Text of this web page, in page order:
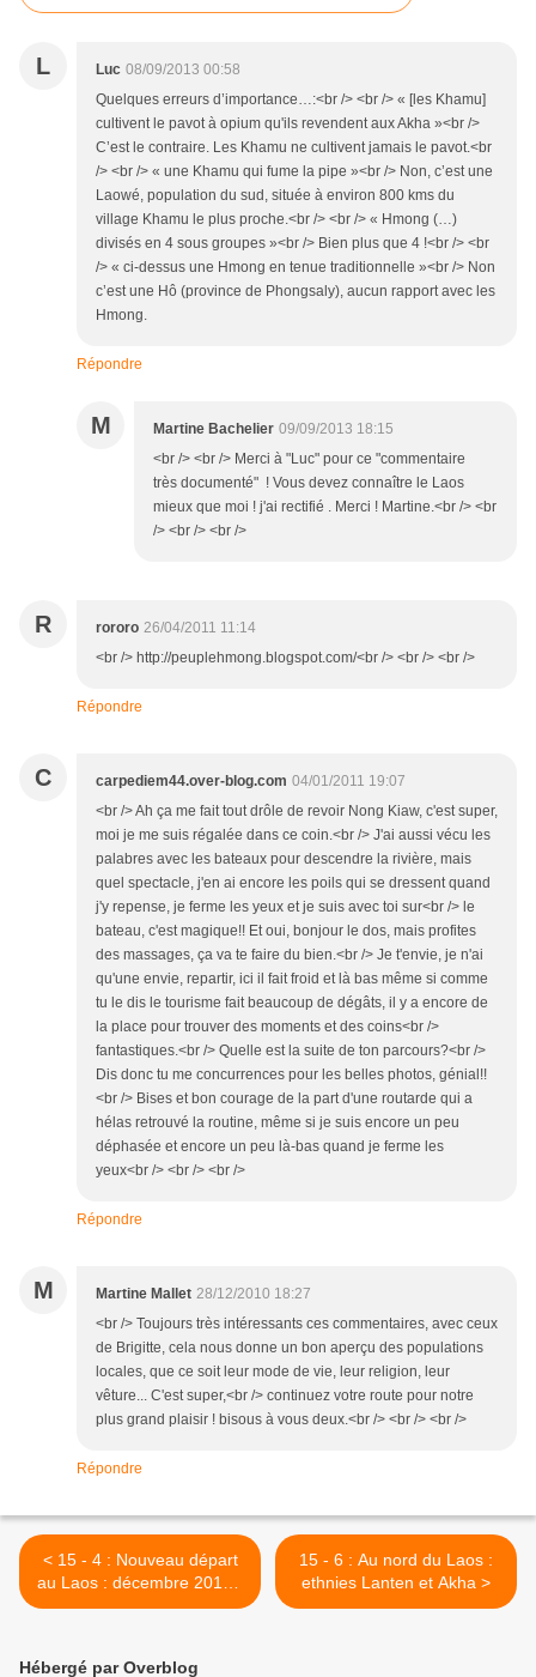
L Luc 08/09/2013 00:58
Quelques erreurs d’importance…:<br /> <br /> « [les Khamu]
cultivent le pavot à opium qu'ils revendent aux Akha »<br />
C’est le contraire. Les Khamu ne cultivent jamais le pavot.<br
/> <br /> « une Khamu qui fume la pipe »<br /> Non, c’est une
Laowé, population du sud, située à environ 800 kms du
village Khamu le plus proche.<br /> <br /> « Hmong (…)
divisés en 4 sous groupes »<br /> Bien plus que 4 !<br /> <br
/> « ci-dessus une Hmong en tenue traditionnelle »<br /> Non
c’est une Hô (province de Phongsaly), aucun rapport avec les
Hmong.
Répondre
M Martine Bachelier 09/09/2013 18:15
<br /> <br /> Merci à "Luc" pour ce "commentaire
très documenté" ! Vous devez connaître le Laos
mieux que moi ! j'ai rectifié . Merci ! Martine.<br /> <br
/> <br /> <br />
R rororo 26/04/2011 11:14
<br /> http://peuplehmong.blogspot.com/<br /> <br /> <br />
Répondre
C carpediem44.over-blog.com 04/01/2011 19:07
<br /> Ah ça me fait tout drôle de revoir Nong Kiaw, c'est super,
moi je me suis régalée dans ce coin.<br /> J'ai aussi vécu les
palabres avec les bateaux pour descendre la rivière, mais
quel spectacle, j'en ai encore les poils qui se dressent quand
j'y repense, je ferme les yeux et je suis avec toi sur<br /> le
bateau, c'est magique!! Et oui, bonjour le dos, mais profites
des massages, ça va te faire du bien.<br /> Je t'envie, je n'ai
qu'une envie, repartir, ici il fait froid et là bas même si comme
tu le dis le tourisme fait beaucoup de dégâts, il y a encore de
la place pour trouver des moments et des coins<br />
fantastiques.<br /> Quelle est la suite de ton parcours?<br />
Dis donc tu me concurrences pour les belles photos, génial!!
<br /> Bises et bon courage de la part d'une routarde qui a
hélas retrouvé la routine, même si je suis encore un peu
déphasée et encore un peu là-bas quand je ferme les
yeux<br /> <br /> <br />
Répondre
M Martine Mallet 28/12/2010 18:27
<br /> Toujours très intéressants ces commentaires, avec ceux
de Brigitte, cela nous donne un bon aperçu des populations
locales, que ce soit leur mode de vie, leur religion, leur
vêture... C'est super,<br /> continuez votre route pour notre
plus grand plaisir ! bisous à vous deux.<br /> <br /> <br />
Répondre
< 15 - 4 : Nouveau départ
au Laos : décembre 2010 -
l'école de Yoi Hai
15 - 6 : Au nord du Laos :
ethnies Lanten et Akha >
Hébergé par Overblog